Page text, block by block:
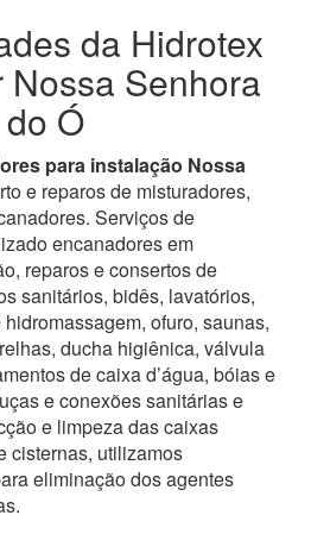
da Hidrotex
Nossa Senhora
do Ó
para instalação Nossa
e reparos de misturadores,
Serviços de
encanadores em
reparos e consertos de
sanitários, bidês, lavatórios,
ofuro, saunas,
ducha higiênica, válvula
de caixa d’água, bóias e
e conexões sanitárias e
e limpeza das caixas
cisternas, utilizamos
eliminação dos agentes